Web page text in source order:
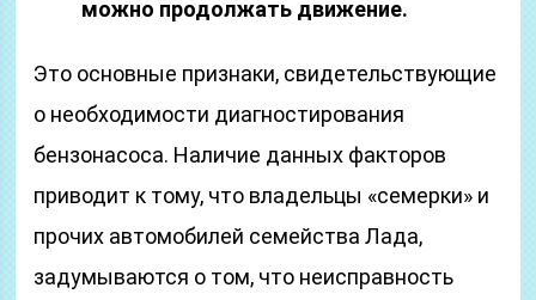
можно продолжать движение.
Это основные признаки, свидетельствующие
о необходимости диагностирования
бензонасоса. Наличие данных факторов
приводит к тому, что владельцы «семерки» и
прочих автомобилей семейства Лада,
задумываются о том, что неисправность